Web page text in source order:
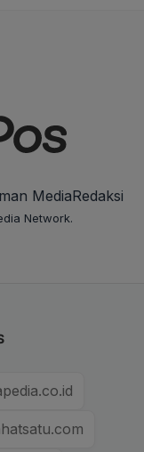
MediaRedaksi
Network.